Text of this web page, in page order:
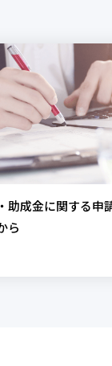
助成金に関する申
ら